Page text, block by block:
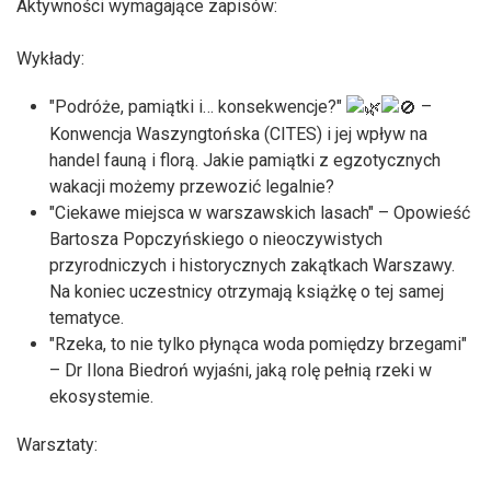
Aktywności wymagające zapisów:
Wykłady:
"Podróże, pamiątki i… konsekwencje?"
–
Konwencja Waszyngtońska (CITES) i jej wpływ na
handel fauną i florą. Jakie pamiątki z egzotycznych
wakacji możemy przewozić legalnie?
"Ciekawe miejsca w warszawskich lasach" – Opowieść
Bartosza Popczyńskiego o nieoczywistych
przyrodniczych i historycznych zakątkach Warszawy.
Na koniec uczestnicy otrzymają książkę o tej samej
tematyce.
"Rzeka, to nie tylko płynąca woda pomiędzy brzegami"
– Dr Ilona Biedroń wyjaśni, jaką rolę pełnią rzeki w
ekosystemie.
Warsztaty: